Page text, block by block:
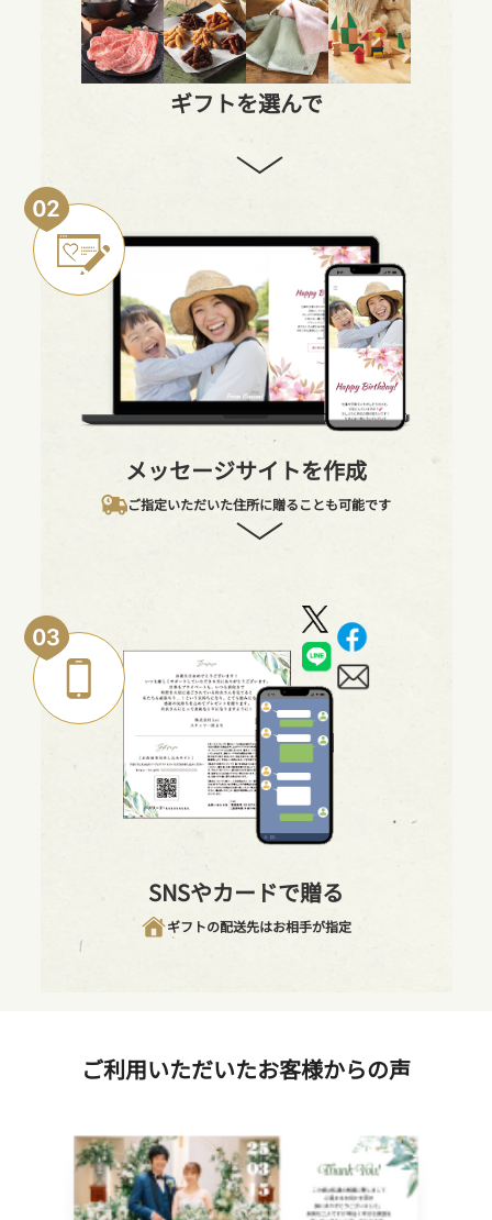
ギフトを選んで
メッセージサイトを作成
ご指定いただいた住所に贈ることも可能です
SNSやカードで贈る
ギフトの配送先はお相手が指定
ご利用いただいたお客様からの声